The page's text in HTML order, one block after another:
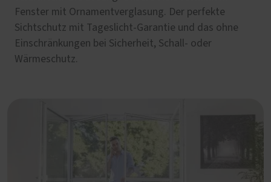
Fenster mit Ornamentverglasung. Der perfekte
Sichtschutz mit Tageslicht-Garantie und das ohne
Einschränkungen bei Sicherheit, Schall- oder
Wärmeschutz.